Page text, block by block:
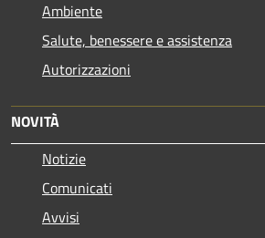
Ambiente
Salute, benessere e assistenza
Autorizzazioni
NOVITÀ
Notizie
Comunicati
Avvisi